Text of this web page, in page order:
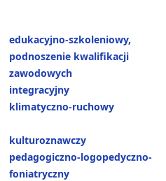
edukacyjno-szkoleniowy,
podnoszenie kwalifikacji
zawodowych
integracyjny
klimatyczno-ruchowy
kulturoznawczy
pedagogiczno-logopedyczno-
foniatryczny